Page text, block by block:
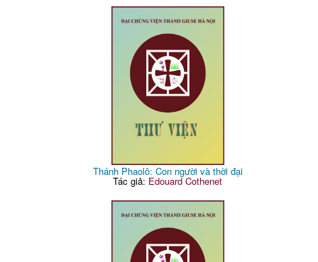
Thánh Phaolô: Con người và thời đại
Tác giả: Edouard Cothenet